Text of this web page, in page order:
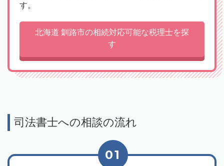
す。
北海道 釧路市の相続対応可能な税理士を探
す
司法書士への相談の流れ
01